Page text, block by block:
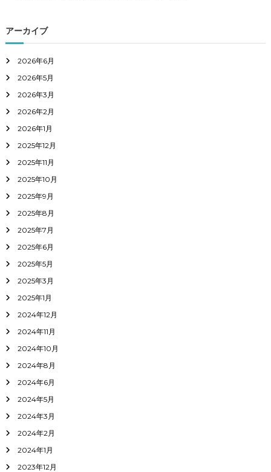
アーカイブ
2026年6月
2026年5月
2026年3月
2026年2月
2026年1月
2025年12月
2025年11月
2025年10月
2025年9月
2025年8月
2025年7月
2025年6月
2025年5月
2025年3月
2025年1月
2024年12月
2024年11月
2024年10月
2024年8月
2024年6月
2024年5月
2024年3月
2024年2月
2024年1月
2023年12月